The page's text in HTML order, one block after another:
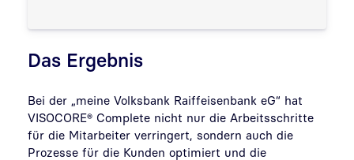
Das Ergebnis
Bei der „meine Volksbank Raiffeisenbank eG“ hat
VISOCORE® Complete nicht nur die Arbeitsschritte
für die Mitarbeiter verringert, sondern auch die
Prozesse für die Kunden optimiert und die